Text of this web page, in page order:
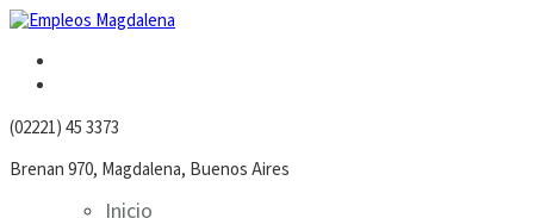
(02221) 45 3373
Brenan 970, Magdalena, Buenos Aires
Inicio